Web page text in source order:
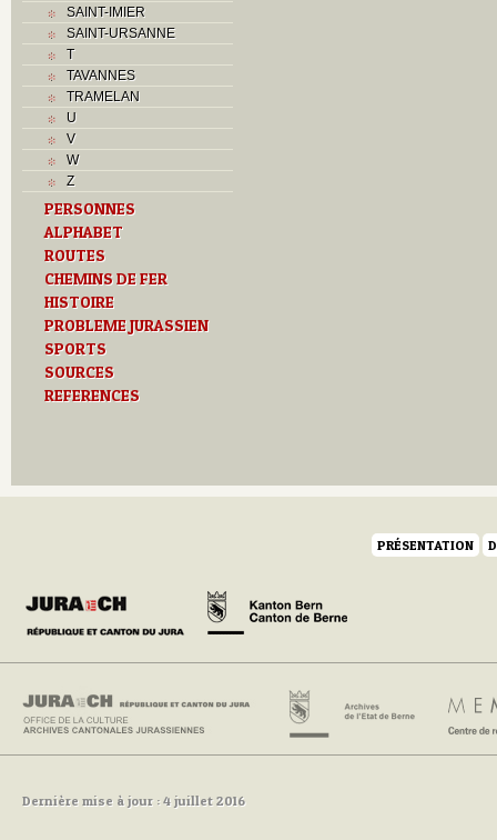
SAINT-IMIER
SAINT-URSANNE
T
TAVANNES
TRAMELAN
U
V
W
Z
PERSONNES
ALPHABET
ROUTES
CHEMINS DE FER
HISTOIRE
PROBLEME JURASSIEN
SPORTS
SOURCES
REFERENCES
PRÉSENTATION
Dernière mise à jour : 4 juillet 2016